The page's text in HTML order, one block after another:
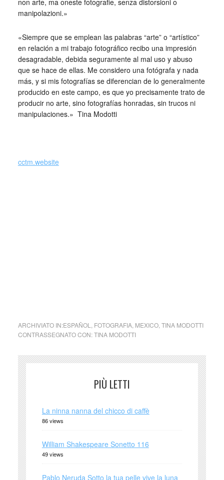
non arte, ma oneste fotografie, senza distorsioni o
manipolazioni.»
«Siempre que se emplean las palabras “arte” o “artístico”
en relación a mi trabajo fotográfico recibo una impresión
desagradable, debida seguramente al mal uso y abuso
que se hace de ellas. Me considero una fotógrafa y nada
más, y si mis fotografías se diferencian de lo generalmente
producido en este campo, es que yo precisamente trato de
producir no arte, sino fotografías honradas, sin trucos ni
manipulaciones.» Tina Modotti
cctm.website
ARCHIVIATO IN:ESPAÑOL FOTOGRAFIA, MEXICO, TINA MODOTTI
CONTRASSEGNATO CON:TINA MODOTTI
PIÙ LETTI
La ninna nanna del chicco di caffè
86 views
William Shakespeare Sonetto 116
49 views
Pablo Neruda Sotto la tua pelle vive la luna